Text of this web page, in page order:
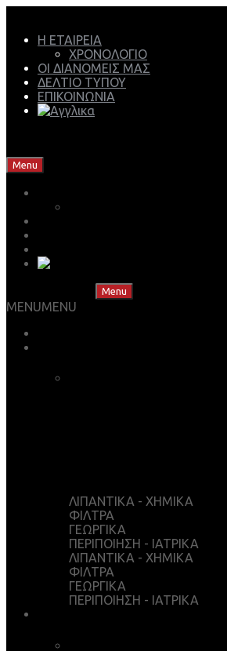
Η ΕΤΑΙΡΕΙΑ
ΧΡΟΝΟΛΟΓΙΟ
ΟΙ ΔΙΑΝΟΜΕΙΣ ΜΑΣ
ΔΕΛΤΙΟ ΤΥΠΟΥ
ΕΠΙΚΟΙΝΩΝΙΑ
Menu
Menu
MENUMENU
ΛΙΠΑΝΤΙΚΑ - ΧΗΜΙΚΑ
ΦΙΛΤΡΑ
ΓΕΩΡΓΙΚΑ
ΠΕΡΙΠΟΙΗΣΗ - ΙΑΤΡΙΚΑ
ΛΙΠΑΝΤΙΚΑ - ΧΗΜΙΚΑ
ΦΙΛΤΡΑ
ΓΕΩΡΓΙΚΑ
ΠΕΡΙΠΟΙΗΣΗ - ΙΑΤΡΙΚΑ